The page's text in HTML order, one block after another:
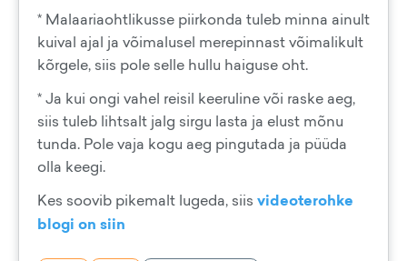
* Malaariaohtlikusse piirkonda tuleb minna ainult
kuival ajal ja võimalusel merepinnast võimalikult
kõrgele, siis pole selle hullu haiguse oht.
* Ja kui ongi vahel reisil keeruline või raske aeg,
siis tuleb lihtsalt jalg sirgu lasta ja elust mõnu
tunda. Pole vaja kogu aeg pingutada ja püüda
olla keegi.
Kes soovib pikemalt lugeda, siis videoterohke
blogi on siin